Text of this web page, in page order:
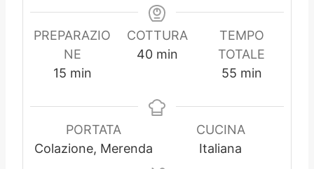
PREPARAZIO
NE
15m
n
u
t
min
COTTURA
40m
u
i
min
TEMPO
TOTALE
55m
n
u
t
min
PORTATA
Colazione, Merenda
CUCINA
Italiana